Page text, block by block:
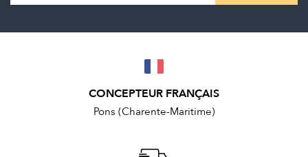
CONCEPTEUR FRANÇAIS
Pons (Charente-Maritime)